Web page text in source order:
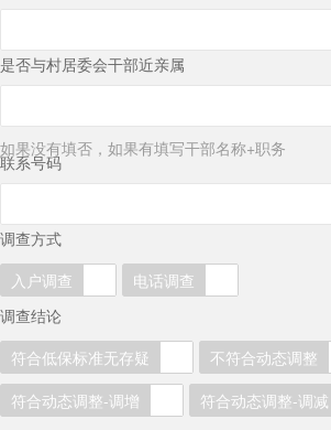
是否与村居委会干部近亲属
如果没有填否，如果有填写干部名称+职务
联系号码
调查方式
入户调查
电话调查
调查结论
符合低保标准无存疑
不符合动态调整
符合动态调整-调增
符合动态调整-调减